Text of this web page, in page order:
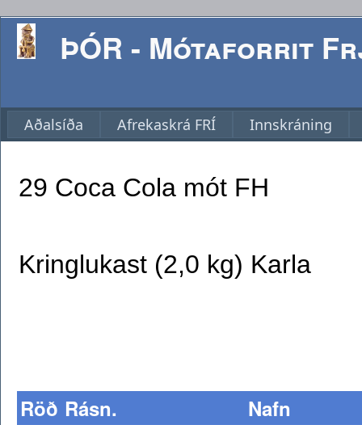
ÞÓR - Mótaforrit
Aðalsíða Afrekaskrá FRÍ Innskráning
Röð Rásn. Nafn